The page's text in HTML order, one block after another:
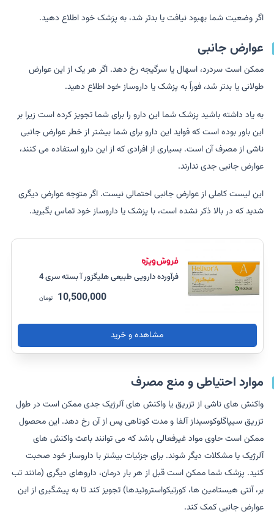
اگر وضعیت شما بهبود نیافت یا بدتر شد، به پزشک خود اطلاع دهید.
عوارض جانبی
ممکن است سردرد، اسهال یا سرگیجه رخ دهد. اگر هر یک از این عوارض
طولانی یا بدتر شد، فوراً به پزشک یا داروساز خود اطلاع دهید.
به یاد داشته باشید پزشک شما این دارو را برای شما تجویز کرده است زیرا بر
این باور بوده است که فواید این دارو برای شما بیشتر از خطر عوارض جانبی
ناشی از مصرف آن است. بسیاری از افرادی که از این دارو استفاده می کنند،
عوارض جانبی جدی ندارند.
این لیست کاملی از عوارض جانبی احتمالی نیست. اگر متوجه عوارض دیگری
شدید که در بالا ذکر نشده است، با پزشک یا داروساز خود تماس بگیرید.
فرآورده دارویی طبیعی هلیگزور آ بسته سری 4
10,500,000 تومان
مشاهده و خرید
موارد احتیاطی و منع مصرف
واکنش های ناشی از تزریق یا واکنش های آلرژیک جدی ممکن است در طول
تزریق سیپاگلوکوسیداز آلفا و مدت کوتاهی پس از آن رخ دهد. این محصول
ممکن است حاوی مواد غیرفعالی باشد که می توانند باعث واکنش های
آلرژیک یا مشکلات دیگر شوند. برای جزئیات بیشتر با داروساز خود صحبت
کنید. پزشک شما ممکن است قبل از هر بار درمان، داروهای دیگری (مانند تب
بر، آنتی هیستامین ها، کورتیکواستروئیدها) تجویز کند تا به پیشگیری از این
عوارض جانبی کمک کند.